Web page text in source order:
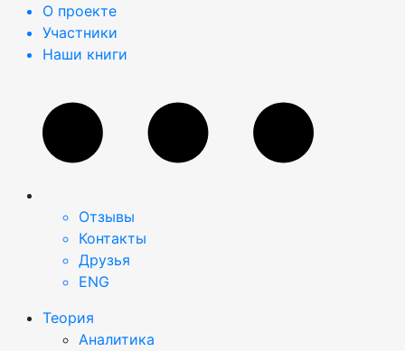
О проекте
Участники
Наши книги
Отзывы
Контакты
Друзья
ENG
Теория
Аналитика